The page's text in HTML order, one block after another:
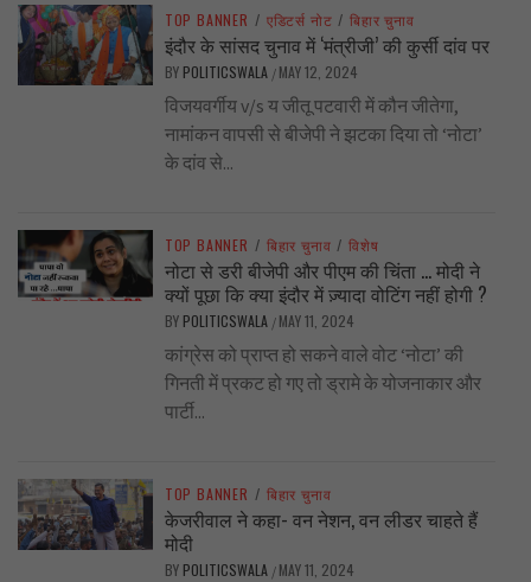
TOP BANNER / एडिटर्स नोट / बिहार चुनाव
इंदौर के सांसद चुनाव में ‘मंत्रीजी’ की कुर्सी दांव पर
BY POLITICSWALA / MAY 12, 2024
विजयवर्गीय v/s य जीतू पटवारी में कौन जीतेगा,
नामांकन वापसी से बीजेपी ने झटका दिया तो ‘नोटा’
के दांव से...
TOP BANNER / बिहार चुनाव / विशेष
नोटा से डरी बीजेपी और पीएम की चिंता … मोदी ने
क्यों पूछा कि क्या इंदौर में ज़्यादा वोटिंग नहीं होगी ?
BY POLITICSWALA / MAY 11, 2024
कांग्रेस को प्राप्त हो सकने वाले वोट ‘नोटा’ की
गिनती में प्रकट हो गए तो ड्रामे के योजनाकार और
पार्टी...
TOP BANNER / बिहार चुनाव
केजरीवाल ने कहा- वन नेशन, वन लीडर चाहते हैं
मोदी
BY POLITICSWALA / MAY 11, 2024